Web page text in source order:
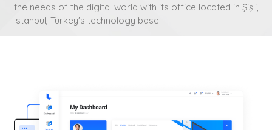
the needs of the digital world with its office located in Şişli,
Istanbul, Turkey's technology base.